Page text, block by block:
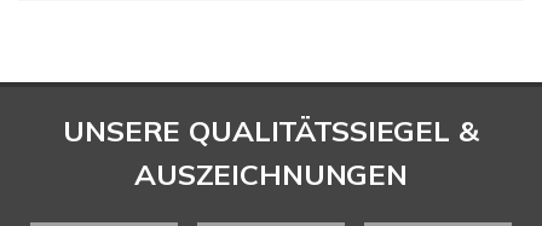
UNSERE QUALITÄTSSIEGEL &
AUSZEICHNUNGEN